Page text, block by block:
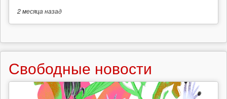
2 месяцаназад
Свободные новости